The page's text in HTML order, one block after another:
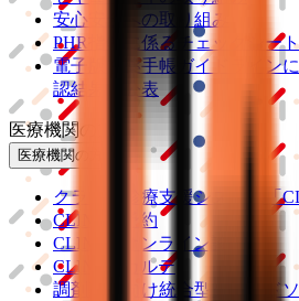
安心安全への取り組み
PHR指針に係るチェックシー
電子版お薬手帳ガイドライン
認結果の公表
医療機関の方
医療機関の方
クラウド診療支援システム
「
CLINICS予約
CLINICSオンライン診療
CLINICSカルテ
調剤薬局向け統合型クラウドソ